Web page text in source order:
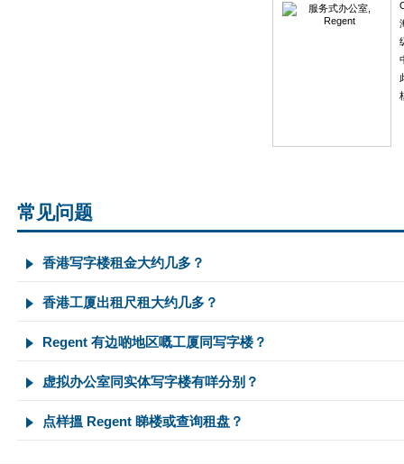
常见问题
香港写字楼租金大约几多？
香港工厦出租尺租大约几多？
Regent 有边啲地区嘅工厦同写字楼？
虚拟办公室同实体写字楼有咩分别？
点样搵 Regent 睇楼或查询租盘？